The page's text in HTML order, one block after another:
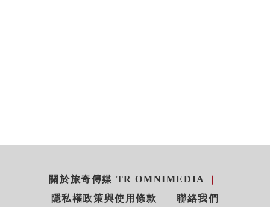
關於旅奇傳媒 TR OMNIMEDIA
隱私權政策與使用條款
聯絡我們